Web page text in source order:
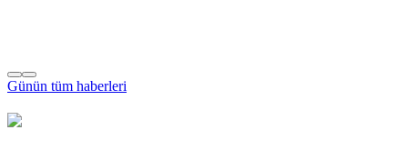
Günün tüm haberleri